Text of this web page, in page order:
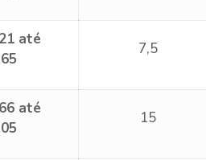
até
7,5
até
15